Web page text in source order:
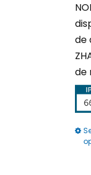
de
de